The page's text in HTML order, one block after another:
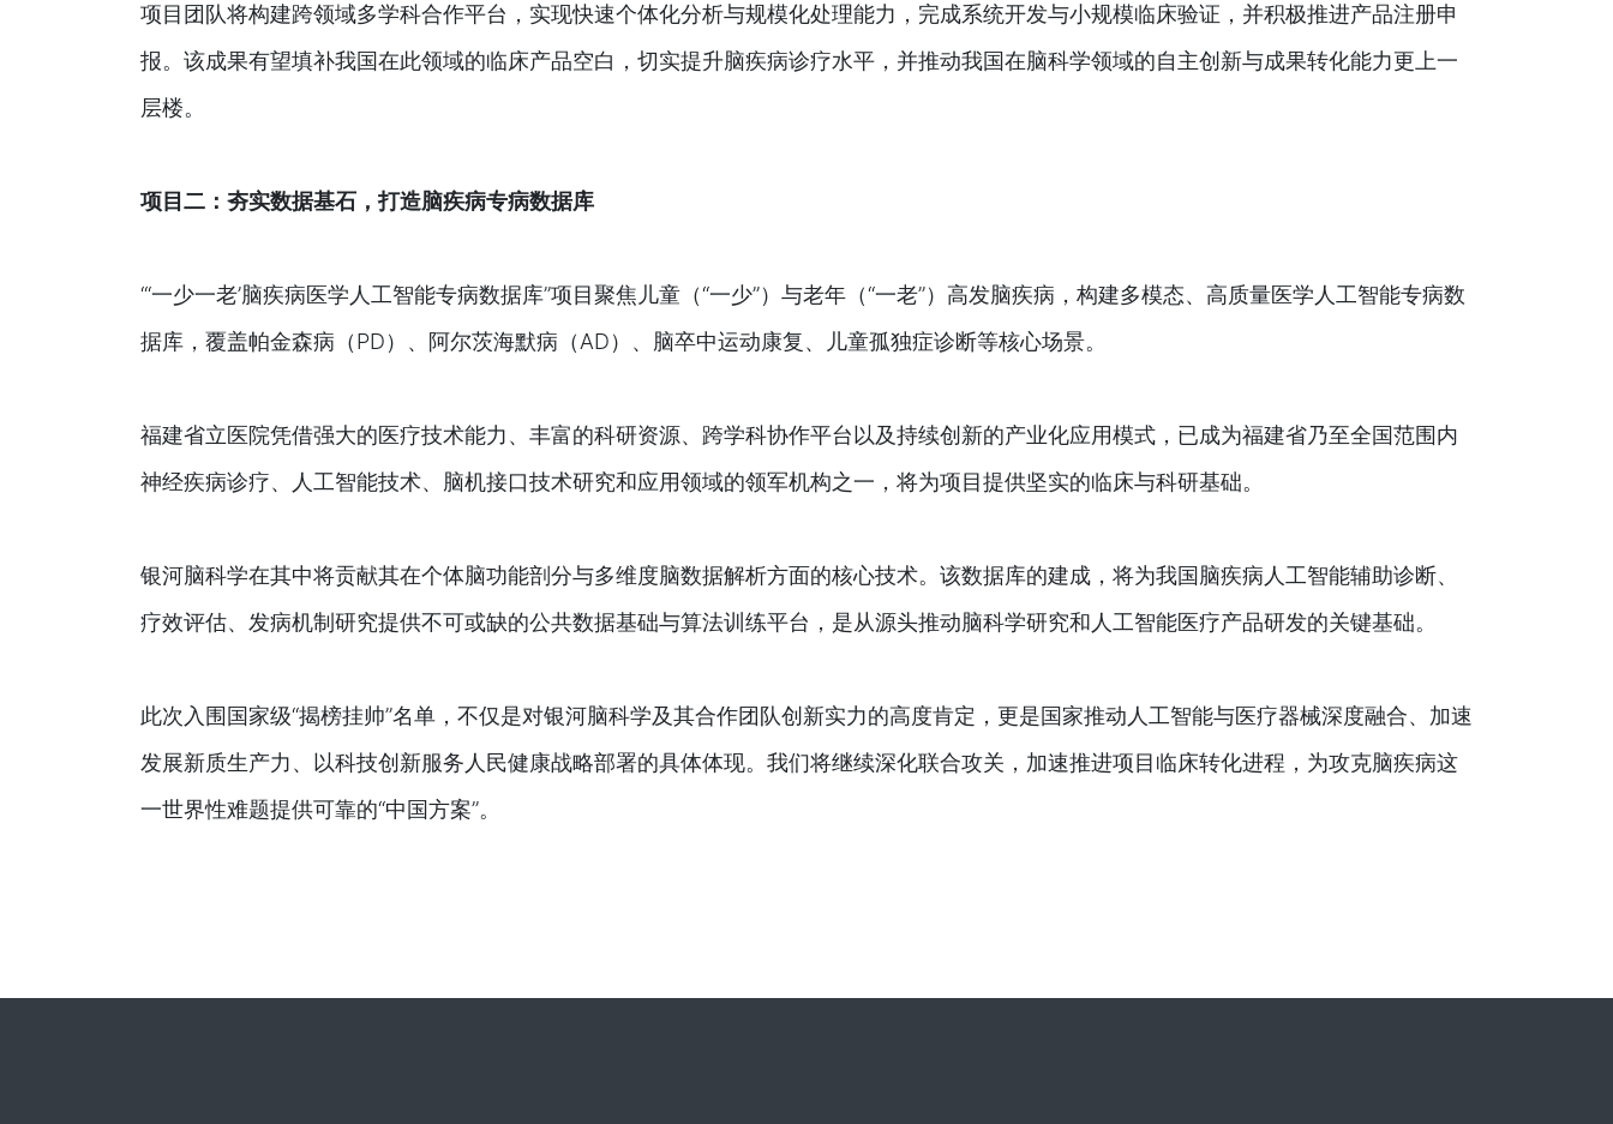
项目团队将构建跨领域多学科合作平台，实现快速个体化分析与规模化处理能力，完成系统开发与小规模临床验证，并积极推进产品注册申
报。该成果有望填补我国在此领域的临床产品空白，切实提升脑疾病诊疗水平，并推动我国在脑科学领域的自主创新与成果转化能力更上一
层楼。
项目二：夯实数据基石，打造脑疾病专病数据库
“‘一少一老’脑疾病医学人工智能专病数据库”项目聚焦儿童（“一少”）与老年（“一老”）高发脑疾病，构建多模态、高质量医学人工智能专病数
据库，覆盖帕金森病（PD）、阿尔茨海默病（AD）、脑卒中运动康复、儿童孤独症诊断等核心场景。
福建省立医院凭借强大的医疗技术能力、丰富的科研资源、跨学科协作平台以及持续创新的产业化应用模式，已成为福建省乃至全国范围内
神经疾病诊疗、人工智能技术、脑机接口技术研究和应用领域的领军机构之一，将为项目提供坚实的临床与科研基础。
银河脑科学在其中将贡献其在个体脑功能剖分与多维度脑数据解析方面的核心技术。该数据库的建成，将为我国脑疾病人工智能辅助诊断、
疗效评估、发病机制研究提供不可或缺的公共数据基础与算法训练平台，是从源头推动脑科学研究和人工智能医疗产品研发的关键基础。
此次入围国家级“揭榜挂帅”名单，不仅是对银河脑科学及其合作团队创新实力的高度肯定，更是国家推动人工智能与医疗器械深度融合、加速
发展新质生产力、以科技创新服务人民健康战略部署的具体体现。我们将继续深化联合攻关，加速推进项目临床转化进程，为攻克脑疾病这
一世界性难题提供可靠的“中国方案”。